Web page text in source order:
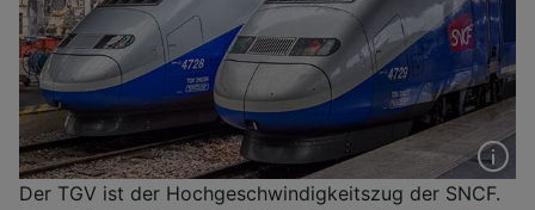
Der TGV ist der Hochgeschwindigkeitszug der SNCF.